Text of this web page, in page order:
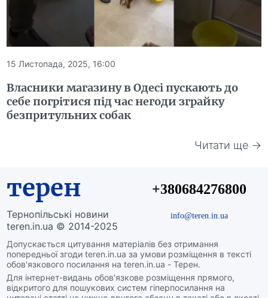
15 Листопада, 2025, 16:00
Власники магазину в Одесі пускають до
себе погрітися під час негоди зграйку
безпритульних собак
Читати ще →
терен
Тернопільські новини
teren.in.ua © 2014-2025
Допускається цитування матеріалів без отримання
попередньої згоди teren.in.ua за умови розміщення в тексті
обов'язкового посилання на teren.in.ua - Терен.
Для інтернет-видань обов'язкове розміщення прямого,
відкритого для пошукових систем гіперпосилання на
+380684276800
info@teren.in.ua